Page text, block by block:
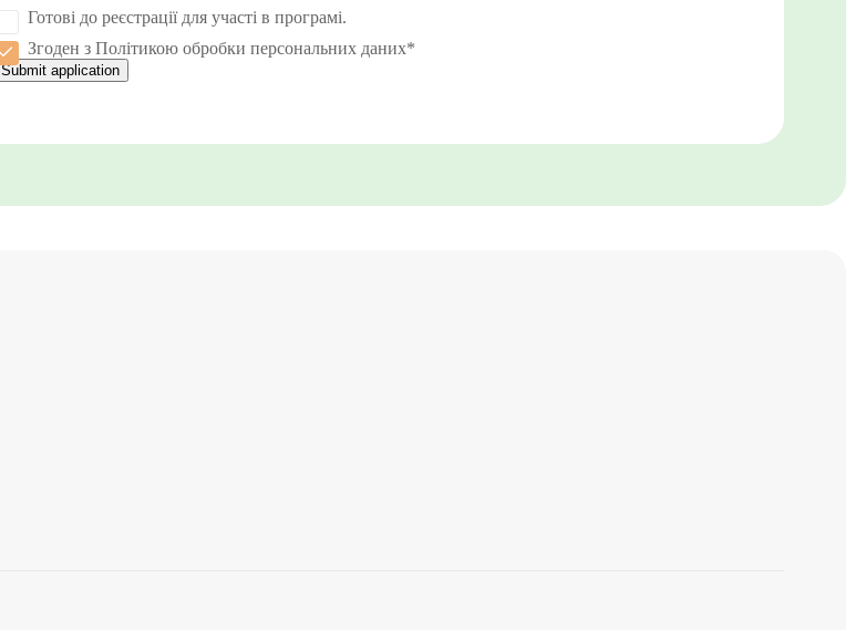
Готові до реєстрації для участі в програмі.
Згоден з Політикою обробки персональних даних*
Submit application